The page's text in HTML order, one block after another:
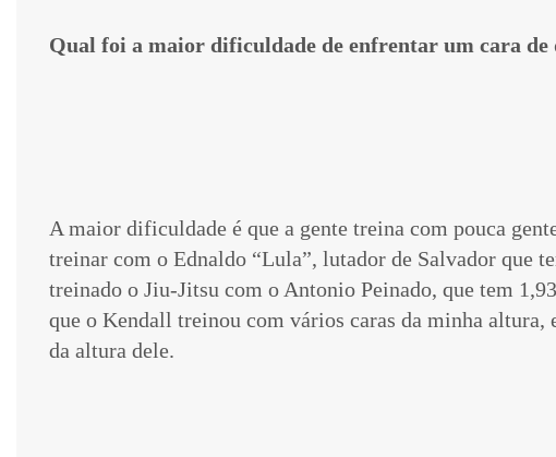
Qual foi a maior dificuldade de enfrentar um cara de
A maior dificuldade é que a gente treina com pouca
treinar com o Ednaldo “Lula”, lutador de Salvador que
treinado o Jiu-Jitsu com o Antonio Peinado, que tem
que o Kendall treinou com vários caras da minha altura,
da altura dele.